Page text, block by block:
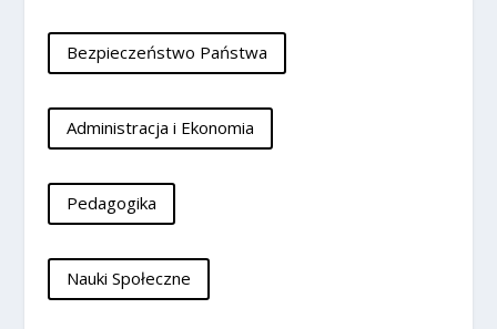
Bezpieczeństwo Państwa
Administracja i Ekonomia
Pedagogika
Nauki Społeczne